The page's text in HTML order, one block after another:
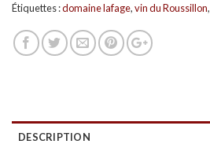
Étiquettes :domaine lafage,vin du Roussillon,
DESCRIPTION